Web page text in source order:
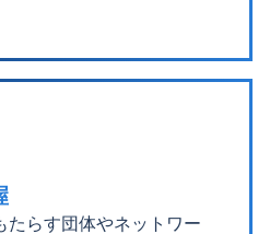
たらす団体やネットワー